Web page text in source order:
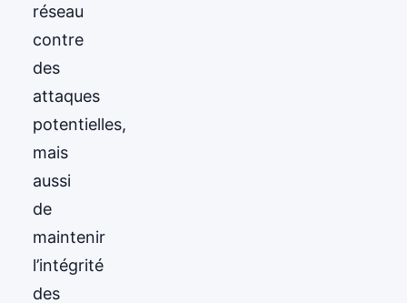
réseau
contre
des
attaques
potentielles,
mais
aussi
de
maintenir
l’intégrité
des